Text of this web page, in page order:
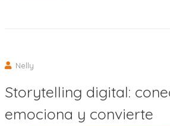
Nelly
Storytelling digital:
emociona y convierte